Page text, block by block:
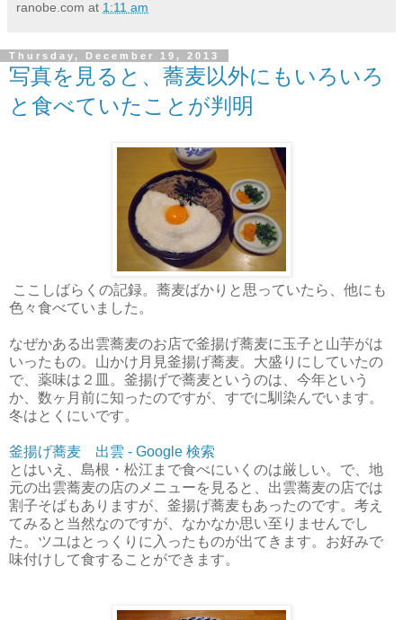
ranobe.com at 1:11 am
Thursday, December 19, 2013
写真を見ると、蕎麦以外にもいろいろ
と食べていたことが判明
ここしばらくの記録。蕎麦ばかりと思っていたら、他にも
色々食べていました。
なぜかある出雲蕎麦のお店で釜揚げ蕎麦に玉子と山芋がは
いったもの。山かけ月見釜揚げ蕎麦。大盛りにしていたの
で、薬味は２皿。釜揚げで蕎麦というのは、今年という
か、数ヶ月前に知ったのですが、すでに馴染んでいます。
冬はとくにいです。
釜揚げ蕎麦 出雲 - Google 検索
とはいえ、島根・松江まで食べにいくのは厳しい。で、地
元の出雲蕎麦の店のメニューを見ると、出雲蕎麦の店では
割子そばもありますが、釜揚げ蕎麦もあったのです。考え
てみると当然なのですが、なかなか思い至りませんでし
た。ツユはとっくりに入ったものが出てきます。お好みで
味付けして食することができます。